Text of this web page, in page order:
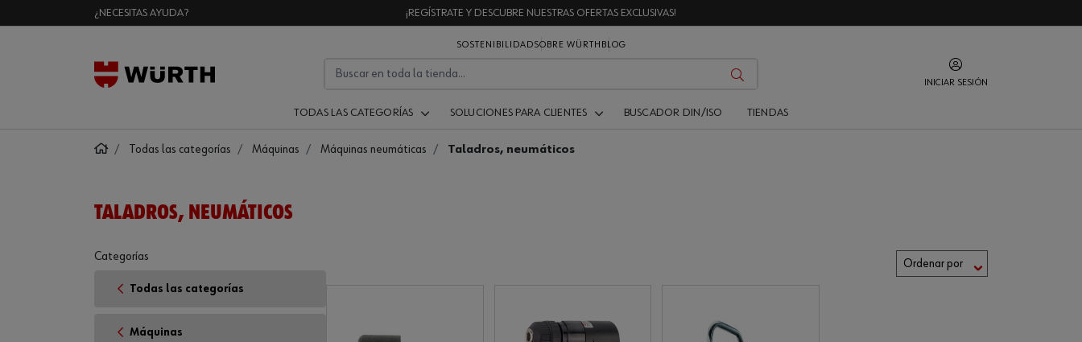
¿NECESITAS AYUDA? ¡REGÍSTRATE Y DESCUBRE NUESTRAS OFERTAS EXCLUSIVAS!
SOSTENIBILIDADSOBRE WÜRTH BLOG
INICIAR SESIÓN
TODAS LAS CATEGORÍAS SOLUCIONES PARA CLIENTES BUSCADOR DIN/ISO TIENDAS
Todas las categorías Máquinas Máquinas neumáticas Taladros, neumáticos
TALADROS, NEUMÁTICOS
Categorías
Todas las categorías
Máquinas